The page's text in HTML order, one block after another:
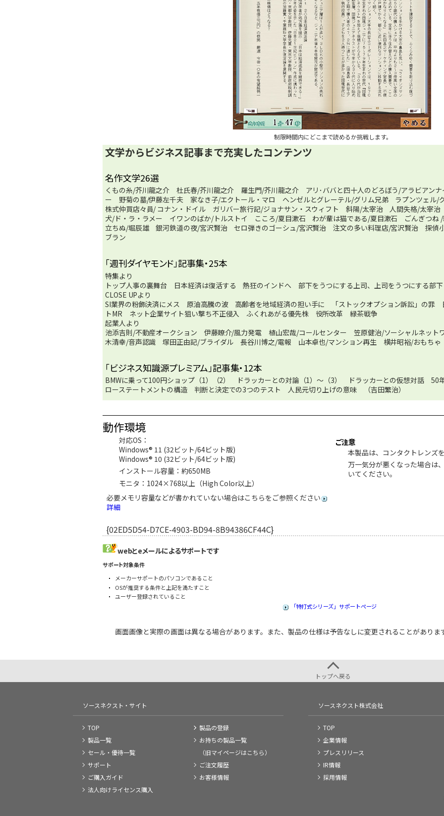
制限時間内にどこまで読めるか挑戦します。
文学からビジネス記事まで充実したコンテンツ
名作文学26選
くもの糸/芥川龍之介 杜氏春/芥川龍之介 羅生門/芥川龍之介 アリ･ババと四十人のどろぼう/アラビアン
ー 野菊の墓/伊藤左千夫 家なき子/エクトール・マロ ヘンゼルとグレーテル/グリム兄弟 ラプンツェル/
株式仲買店々員/ コナン・ドイル ガリバー旅行記/ジョナサン・スウィフト 斜陽/太宰治 人間失格/太宰
犬/ド・ラ・ラメー イワンのばか/トルストイ こころ/夏目漱石 わが輩は猫である/夏目漱石 ごんぎつね
立ちぬ/堀辰雄 銀河鉄道の夜/宮沢賢治 セロ弾きのゴーシュ/宮沢賢治 注文の多い料理店/宮沢賢治 探偵
ブラン
「週刊ダイヤモンド」記事集・25本
特集より
トップ人事の裏舞台 日本経済は復活する 熱狂のインドへ 部下をうつにする上司、上司をうつにする部
CLOSE UPより
SI業界の粉飾決済にメス 原油高騰の波 高齢者を地域経済の担い手に 「ストックオプション訴訟」の
トMR ネット企業サイト狙い撃ち不正侵入 ふくれあがる優先株 役所改革 緑茶戦争
起業人より
池添吉則/不動産オークション 伊藤瞭介/風力発電 植山宏哉/コールセンター 笠原健治/ソーシャルネッ
木清幸/音声認識 塚田正由記/ブライダル 長谷川博之/電報 山本卓也/マンション再生 横井昭裕/おもちゃ
「ビジネス知識源プレミアム」記事集・12本
BMWに乗って100円ショップ（1）（2） ドラッカーとの対論（1）～（3） ドラッカーとの仮想対話 50
ローステートメントの構造 判断と決定での3つのテスト 人民元切り上げの意味 （吉田繁治）
動作環境
対応OS：
Windows® 11 (32ビット/64ビット版)
Windows® 10 (32ビット/64ビット版)
インストール容量：約650MB
モニタ：1024×768以上（High Color以上）
必要メモリ容量などが書かれていない場合はこちらをご参照ください
詳細
ご注意
本製品は、コンタクトレンズ
万一気分が悪くなった場合は
いてください。
{02ED5D54-D7CE-4903-BD94-8B94386CF44C}
webとeメールによるサポートです
サポート対象条件
メーカーサポートのパソコンであること
OSが推奨する条件と上記を満たすこと
ユーザー登録されていること
「特打式シリーズ」サポートぺージ
画面画像と実際の画面は異なる場合があります。また、製品の仕様は予告なしに変更されることがありま
トップへ戻る
ソースネクスト・サイト
TOP
製品一覧
セール・優待一覧
サポート
ご購入ガイド
法人向けライセンス購入
製品の登録
お持ちの製品一覧
（旧マイページはこちら）
ご注文履歴
お客様情報
ソースネクスト株式会社
TOP
企業情報
プレスリリース
IR情報
採用情報